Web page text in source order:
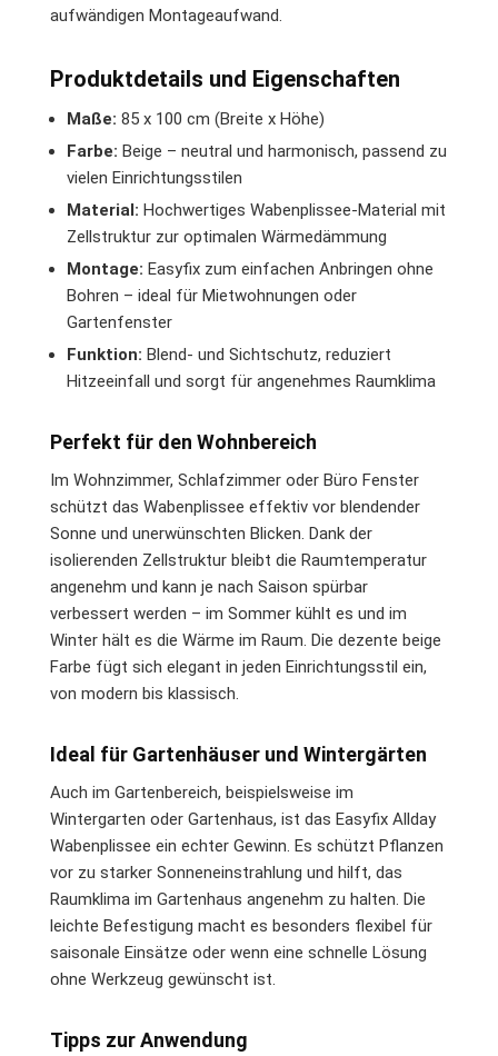
aufwändigen Montageaufwand.
Produktdetails und Eigenschaften
Maße: 85 x 100 cm (Breite x Höhe)
Farbe: Beige – neutral und harmonisch, passend zu
vielen Einrichtungsstilen
Material: Hochwertiges Wabenplissee-Material mit
Zellstruktur zur optimalen Wärmedämmung
Montage: Easyfix zum einfachen Anbringen ohne
Bohren – ideal für Mietwohnungen oder
Gartenfenster
Funktion: Blend- und Sichtschutz, reduziert
Hitzeeinfall und sorgt für angenehmes Raumklima
Perfekt für den Wohnbereich
Im Wohnzimmer, Schlafzimmer oder Büro Fenster
schützt das Wabenplissee effektiv vor blendender
Sonne und unerwünschten Blicken. Dank der
isolierenden Zellstruktur bleibt die Raumtemperatur
angenehm und kann je nach Saison spürbar
verbessert werden – im Sommer kühlt es und im
Winter hält es die Wärme im Raum. Die dezente beige
Farbe fügt sich elegant in jeden Einrichtungsstil ein,
von modern bis klassisch.
Ideal für Gartenhäuser und Wintergärten
Auch im Gartenbereich, beispielsweise im
Wintergarten oder Gartenhaus, ist das Easyfix Allday
Wabenplissee ein echter Gewinn. Es schützt Pflanzen
vor zu starker Sonneneinstrahlung und hilft, das
Raumklima im Gartenhaus angenehm zu halten. Die
leichte Befestigung macht es besonders flexibel für
saisonale Einsätze oder wenn eine schnelle Lösung
ohne Werkzeug gewünscht ist.
Tipps zur Anwendung